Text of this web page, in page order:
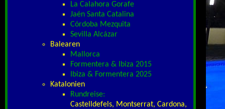
La Calahora Gorafe
Jaén Santa Catalina
Córdoba Mezquita
Sevilla Alcázar
Balearen
Mallorca
Formentera & Ibiza 2015
Ibiza & Formentera 2025
Katalonien
Rundreise:
Castelldefels, Montserrat, Cardona,